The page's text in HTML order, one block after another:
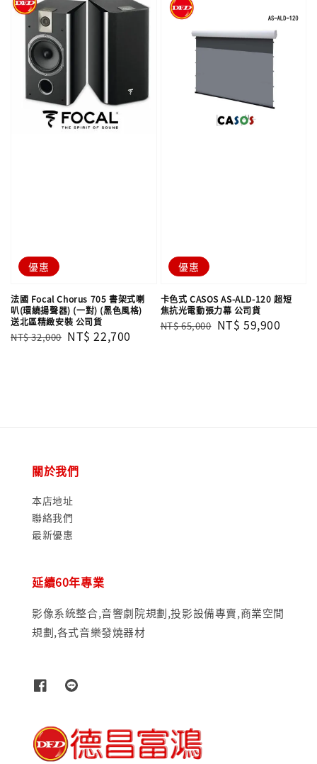
優惠
法國 Focal Chorus 705 書架式喇
叭(環繞揚聲器) (一對) (黑色風格)
送北區精緻安裝 公司貨
Regular
NT$ 32,000 Sale
NT$ 22,700
優惠
卡色式 CASOS AS-ALD-120 超短
焦抗光電動張力幕 公司貨
Regular
NT$ 65,000 Sale
NT$ 59,900
關於我們
本店地址
聯絡我們
最新優惠
延續60年專業
影像系統整合,音響劇院規劃,投影設備專賣,商業空間
規劃,各式音樂發燒器材